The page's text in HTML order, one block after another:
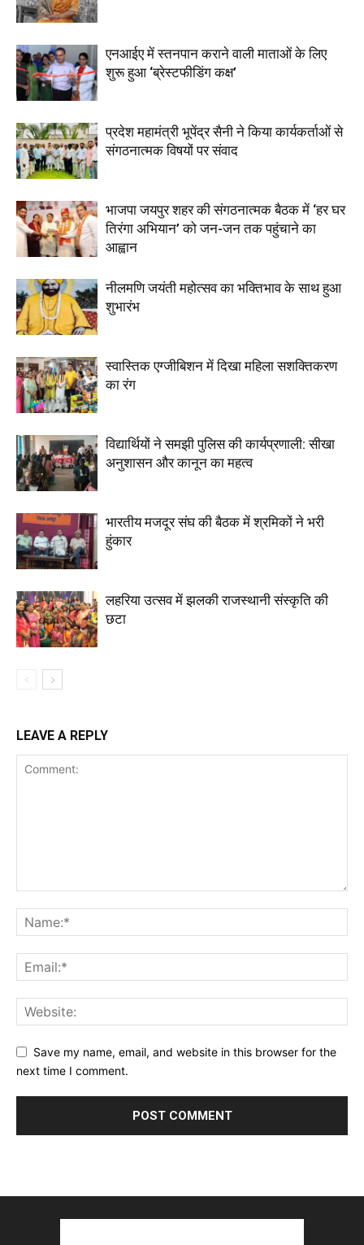
एनआईए में स्तनपान कराने वाली माताओं के लिए
शुरू हुआ ‘ब्रेस्टफीडिंग कक्ष’
प्रदेश महामंत्री भूपेंद्र सैनी ने किया कार्यकर्ताओं से
संगठनात्मक विषयों पर संवाद
भाजपा जयपुर शहर की संगठनात्मक बैठक में ‘हर घर
तिरंगा अभियान’ को जन-जन तक पहुंचाने का
आह्वान
नीलमणि जयंती महोत्सव का भक्तिभाव के साथ हुआ
शुभारंभ
स्वास्तिक एग्जीबिशन में दिखा महिला सशक्तिकरण
का रंग
विद्यार्थियों ने समझी पुलिस की कार्यप्रणाली: सीखा
अनुशासन और कानून का महत्व
भारतीय मजदूर संघ की बैठक में श्रमिकों ने भरी
हुंकार
लहरिया उत्सव में झलकी राजस्थानी संस्कृति की
छटा
LEAVE A REPLY
Save my name, email, and website in this browser for the
next time I comment.